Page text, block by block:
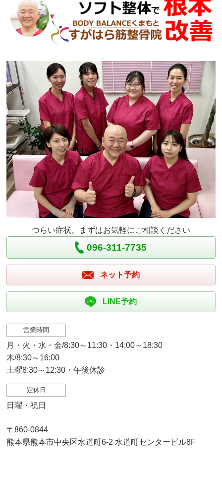
つらい症状、まずはお気軽にご相談ください
096-311-7735
ネット予約
LINE予約
営業時間
月・火・水・金/8:30～11:30・14:00～18:30
木/8:30～16:00
土曜8:30～12:30・午後休診
定休日
日曜・祝日
〒860-0844
熊本県熊本市中央区水道町6-2 水道町センタービル8F